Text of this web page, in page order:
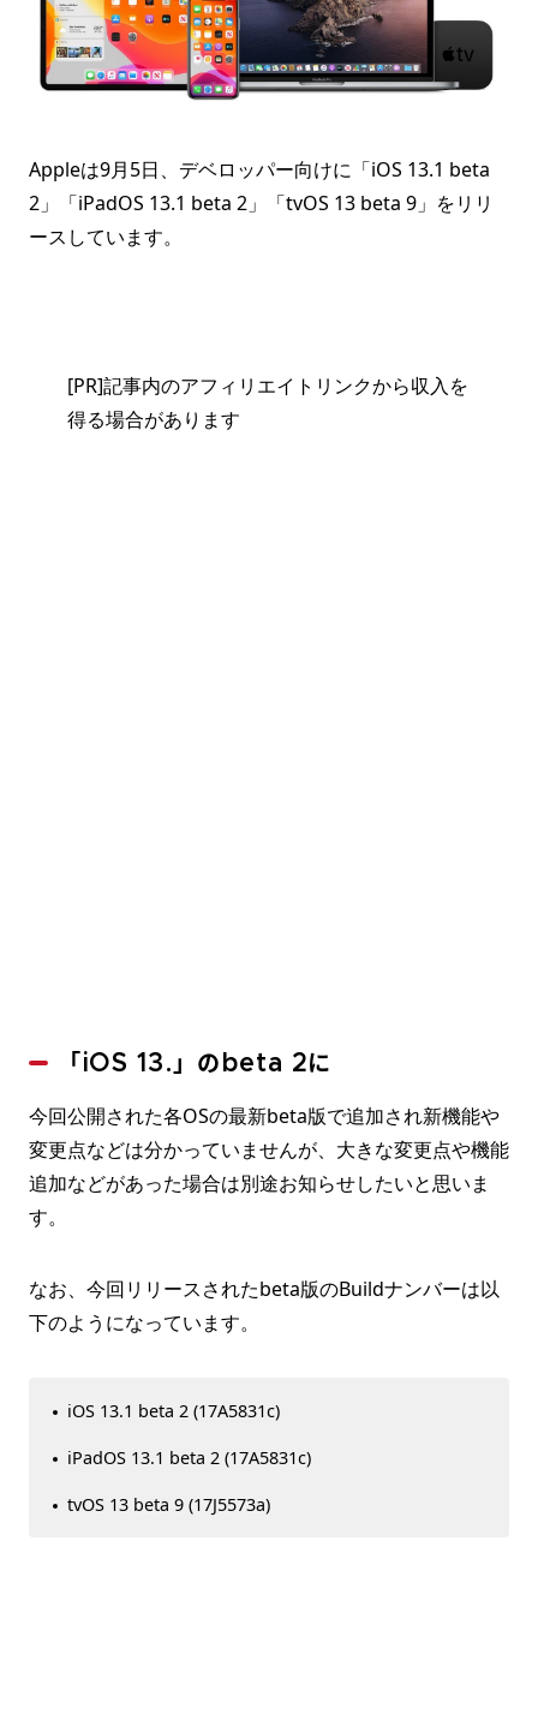
Appleは9月5日、デベロッパー向けに「iOS 13.1 beta
2」「iPadOS 13.1 beta 2」「tvOS 13 beta 9」をリリ
ースしています。
[PR]記事内のアフィリエイトリンクから収入を
得る場合があります
「iOS 13.」のbeta 2に
今回公開された各OSの最新beta版で追加され新機能や
変更点などは分かっていませんが、大きな変更点や機能
追加などがあった場合は別途お知らせしたいと思いま
す。
なお、今回リリースされたbeta版のBuildナンバーは以
下のようになっています。
iOS 13.1 beta 2 (17A5831c)
iPadOS 13.1 beta 2 (17A5831c)
tvOS 13 beta 9 (17J5573a)